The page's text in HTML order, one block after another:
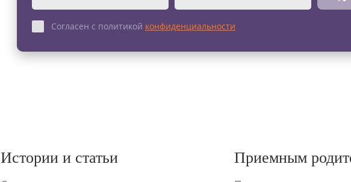
Согласен с политикой конфиденциальности
Истории и статьи Приемным